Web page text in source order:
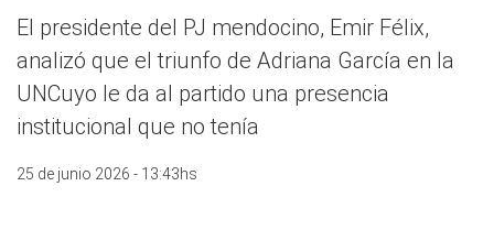
El presidente del PJ mendocino, Emir Félix,
analizó que el triunfo de Adriana García en la
UNCuyo le da al partido una presencia
institucional que no tenía
25 de junio 2026 - 13:43hs